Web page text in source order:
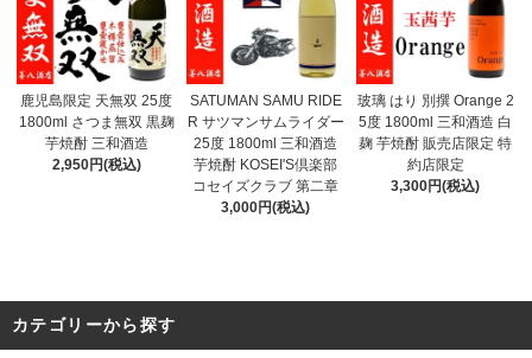
鹿児島限定 天無双 25度
1800ml さつま無双 黒麹
芋焼酎 三和酒造
2,950円(税込)
SATUMAN SAMU RIDE
R サツマンサムライダー
25度 1800ml 三和酒造
芋焼酎 KOSEI'S倶楽部
コセイズクラブ 第二章
3,000円(税込)
玻璃 はり 別撰 Orange 2
5度 1800ml 三和酒造 白
麹 芋焼酎 販売店限定 特
約店限定
3,300円(税込)
カテゴリーから探す